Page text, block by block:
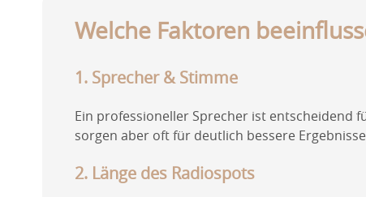
Welche Faktoren
1. Sprecher & Stimme
Ein professioneller Sprecher ist entscheidend
sorgen aber oft für deutlich bessere
2. Länge des Radiospots